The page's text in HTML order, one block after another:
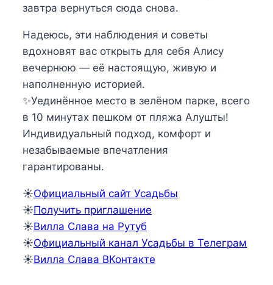
завтра вернуться сюда снова.
Надеюсь, эти наблюдения и советы
вдохновят вас открыть для себя Алису
вечернюю — её настоящую, живую и
наполненную историей.
✨Уединённое место в зелёном парке, всего
в 10 минутах пешком от пляжа Алушты!
Индивидуальный подход, комфорт и
незабываемые впечатления
гарантированы.
☀️Официальный сайт Усадьбы
☀️Получить приглашение
☀️Вилла Слава на Рутуб
☀️Официальный канал Усадьбы в Телеграм
☀️Вилла Слава ВКонтакте